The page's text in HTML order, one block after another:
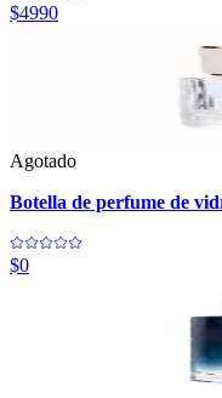
$4990
Agotado
Botella de perfume de
$0